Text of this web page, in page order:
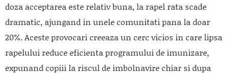
doza acceptarea este relativ buna, la rapel rata scade
dramatic, ajungand in unele comunitati pana la doar
20%. Aceste provocari creeaza un cerc vicios in care lipsa
rapelului reduce eficienta programului de imunizare,
expunand copiii la riscul de imbolnavire chiar si dupa